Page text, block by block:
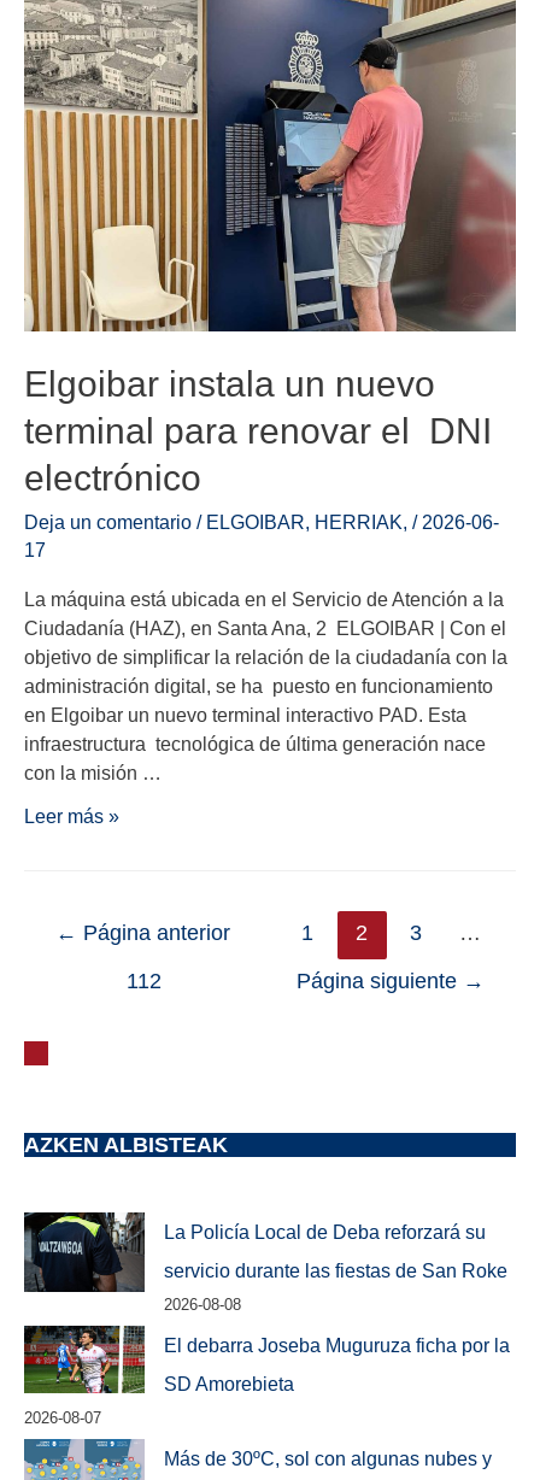
Elgoibar instala un nuevo
terminal para renovar el DNI
electrónico
Deja un comentario / ELGOIBAR, HERRIAK, / 2026-06-
17
La máquina está ubicada en el Servicio de Atención a la
Ciudadanía (HAZ), en Santa Ana, 2 ELGOIBAR | Con el
objetivo de simplificar la relación de la ciudadanía con la
administración digital, se ha puesto en funcionamiento
en Elgoibar un nuevo terminal interactivo PAD. Esta
infraestructura tecnológica de última generación nace
con la misión …
Leer más »
← Página anterior 1 2 3 …
112 Página siguiente →
AZKEN ALBISTEAK
La Policía Local de Deba reforzará su
servicio durante las fiestas de San Roke
2026-08-08
El debarra Joseba Muguruza ficha por la
SD Amorebieta
2026-08-07
Más de 30ºC, sol con algunas nubes y